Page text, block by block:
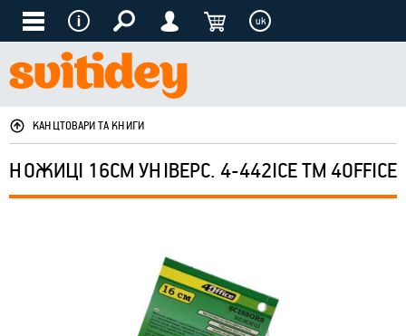
uk
КАНЦТОВАРИ ТА КНИГИ
НОЖИЦІ 16СМ УНІВЕРС. 4-442ICE ТМ 4OFFICE